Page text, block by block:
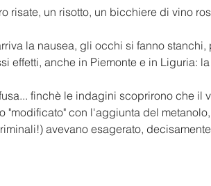
risate, un risotto, un bicchiere di vino
la nausea, gli occhi si fanno stanchi,
effetti, anche in Piemonte e in Liguria:
finchè le indagini scoprirono che il
"modificato" con l'aggiunta del
avevano esagerato,